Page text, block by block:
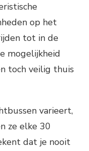
op het
tot in de
mogelijkheid
toch veilig thuis
varieert,
ze elke 30
dat je nooit